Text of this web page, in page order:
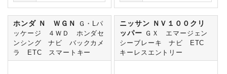
ホンダ Ｎ ＷＧＮ
Ｇ・Lパ
ッケージ ４ＷＤ ホンダセ
ンシング ナビ バックカメ
ラ ETC スマートキー
ニッサン ＮＶ１００クリ
ッパー
ＧＸ エマージェン
シーブレーキ ナビ ETC
キーレスエントリー